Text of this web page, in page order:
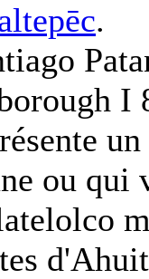
.
I
ou qui